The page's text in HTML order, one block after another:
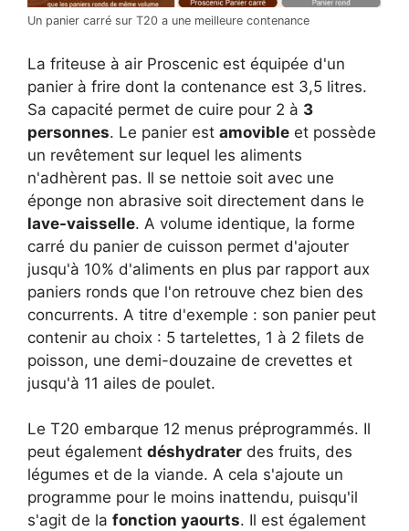
Un panier carré sur T20 a une meilleure contenance
La friteuse à air Proscenic est équipée d'un
panier à frire dont la contenance est 3,5 litres.
Sa capacité permet de cuire pour 2 à 3
personnes. Le panier est amovible et possède
un revêtement sur lequel les aliments
n'adhèrent pas. Il se nettoie soit avec une
éponge non abrasive soit directement dans le
lave-vaisselle. A volume identique, la forme
carré du panier de cuisson permet d'ajouter
jusqu'à 10% d'aliments en plus par rapport aux
paniers ronds que l'on retrouve chez bien des
concurrents. A titre d'exemple : son panier peut
contenir au choix : 5 tartelettes, 1 à 2 filets de
poisson, une demi-douzaine de crevettes et
jusqu'à 11 ailes de poulet.
Le T20 embarque 12 menus préprogrammés. Il
peut également déshydrater des fruits, des
légumes et de la viande. A cela s'ajoute un
programme pour le moins inattendu, puisqu'il
s'agit de la fonction yaourts. Il est également